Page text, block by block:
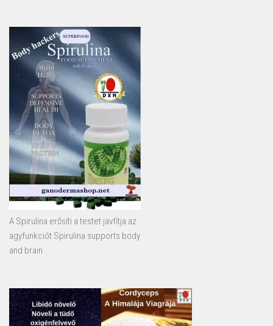
A Spirulina erősíti a testet javfítja az
agyfunkciót Spirulina supports body
and brain